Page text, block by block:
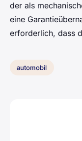
der als
eine
erforderlich, dass
automobil